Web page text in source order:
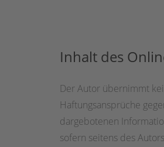
Inhalt des
Der Autor übernimmt
Haftungsansprüche
dargebotenen
sofern seitens des